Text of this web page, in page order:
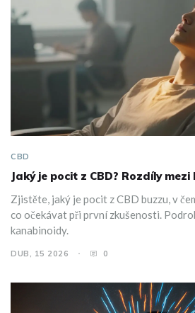
CBD
Jaký je pocit z CBD? Rozdíly
Zjistěte, jaký je pocit z CBD buzzu, v
co očekávat při první zkušenosti.
kanabinoidy.
DUB, 15 2026 0